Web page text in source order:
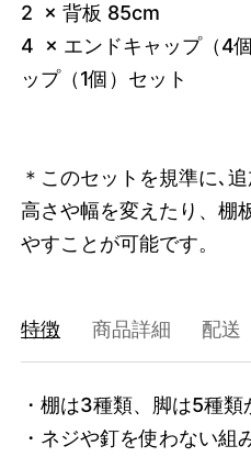
2 × 背板 85cm
4 × エンドキャップ（4
ップ（1個）セット
＊このセットを規準に､
高さや幅を変えたり、棚
やすことが可能です。
特徴 商品詳細 配送
・棚は3種類、脚は5種
・ネジや釘を使わない組